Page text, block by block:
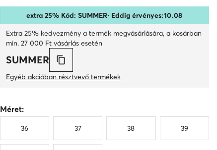
extra 25% Kód: SUMMER· Eddig érvényes:10.08
Extra 25% kedvezmény a termék megvásárlására, a kosárban
min. 27 000 Ft vásárlás esetén
SUMMER
Egyéb akcióban résztvevő termékek
Méret:
36 37 38 39